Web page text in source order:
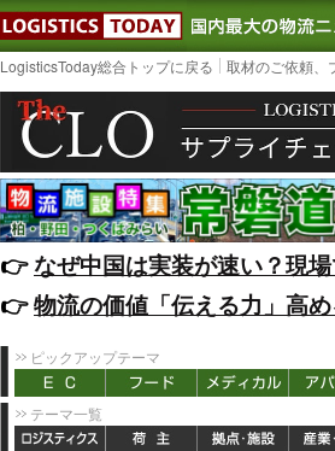
LOGISTICS
LogisticsToday総合トップに戻る 取材のご依頼、
👉️なぜ中国は実装が速い？現
👉️物流の価値「伝える力」高
ピックアップテーマ
テーマ一覧